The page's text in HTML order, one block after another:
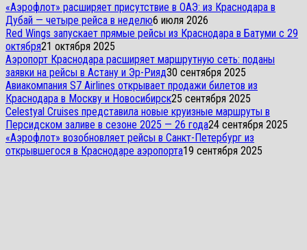
«Аэрофлот» расширяет присутствие в ОАЭ: из Краснодара в
Дубай — четыре рейса в неделю6 июля 2026
Red Wings запускает прямые рейсы из Краснодара в Батуми с 29
октября21 октября 2025
Аэропорт Краснодара расширяет маршрутную сеть: поданы
заявки на рейсы в Астану и Эр-Рияд30 сентября 2025
Авиакомпания S7 Airlines открывает продажи билетов из
Краснодара в Москву и Новосибирск25 сентября 2025
Celestyal Cruises представила новые круизные маршруты в
Персидском заливе в сезоне 2025 — 26 года24 сентября 2025
«Аэрофлот» возобновляет рейсы в Санкт-Петербург из
открывшегося в Краснодаре аэропорта19 сентября 2025